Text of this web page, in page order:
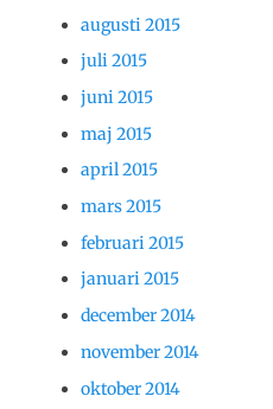
augusti 2015
juli 2015
juni 2015
maj 2015
april 2015
mars 2015
februari 2015
januari 2015
december 2014
november 2014
oktober 2014